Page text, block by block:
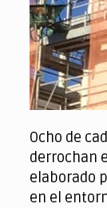
Ocho de
derrochan
elaborado
en el